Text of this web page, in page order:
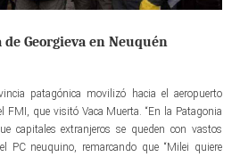
Georgieva en Neuquén
patagónica movilizó hacia el aeropuerto
FMI, que visitó Vaca Muerta. “En la Patagonia
capitales extranjeros se queden con vastos
PC neuquino, remarcando que “Milei quiere